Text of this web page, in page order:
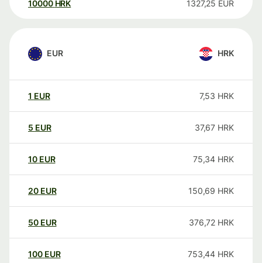
10000 HRK 1327,25 EUR
EUR HRK
1 EUR 7,53 HRK
5 EUR 37,67 HRK
10 EUR 75,34 HRK
20 EUR 150,69 HRK
50 EUR 376,72 HRK
100 EUR 753,44 HRK